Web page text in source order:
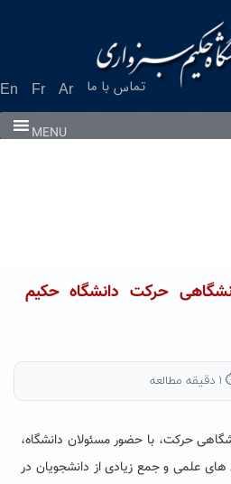
En Fr Ar تماس با ما
MENU
حرکت دانشگاه حکیم
حرکت، با حضور مسئولان دانشگاه،
های علمی و جمع زیادی از دانشجویان در